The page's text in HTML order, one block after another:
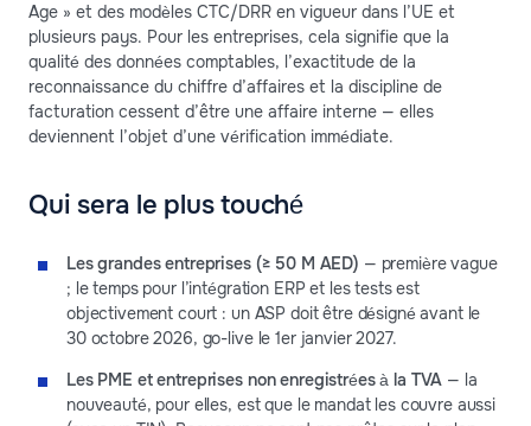
Age » et des modèles CTC/DRR en vigueur dans l’UE et
plusieurs pays. Pour les entreprises, cela signifie que la
qualité des données comptables, l’exactitude de la
reconnaissance du chiffre d’affaires et la discipline de
facturation cessent d’être une affaire interne — elles
deviennent l’objet d’une vérification immédiate.
Qui sera le plus touché
Les grandes entreprises (≥ 50 M AED) — première vague
; le temps pour l’intégration ERP et les tests est
objectivement court : un ASP doit être désigné avant le
30 octobre 2026, go-live le 1er janvier 2027.
Les PME et entreprises non enregistrées à la TVA — la
nouveauté, pour elles, est que le mandat les couvre aussi